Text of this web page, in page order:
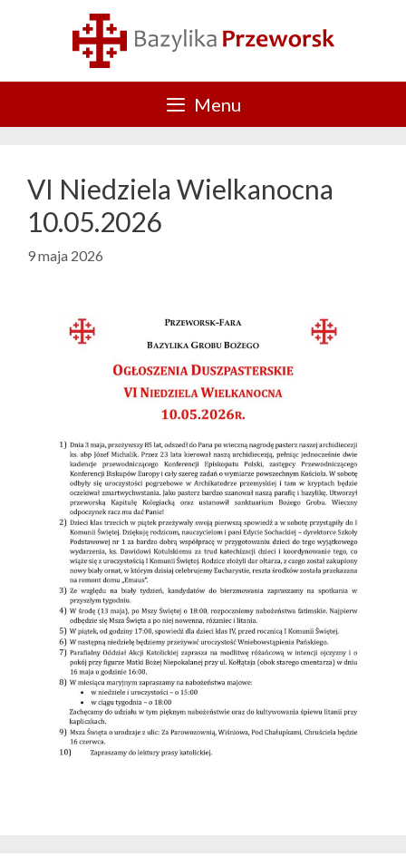
Menu
VI Niedziela Wielkanocna
10.05.2026
9 maja 2026